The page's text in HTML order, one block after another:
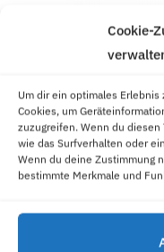
Cookie-
Um dir ein optimales
Cookies, um
zuzugreifen. Wenn du
wie das Surfverhalten oder
Wenn du deine Zustimmung
bestimmte Merkmale und